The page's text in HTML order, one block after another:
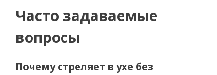
Часто задаваемые
вопросы
Почему стреляет в ухе без